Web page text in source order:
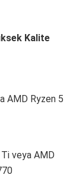
Kalite
AMD Ryzen 5
veya AMD